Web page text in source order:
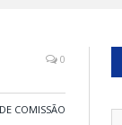
0
COMISSÃO